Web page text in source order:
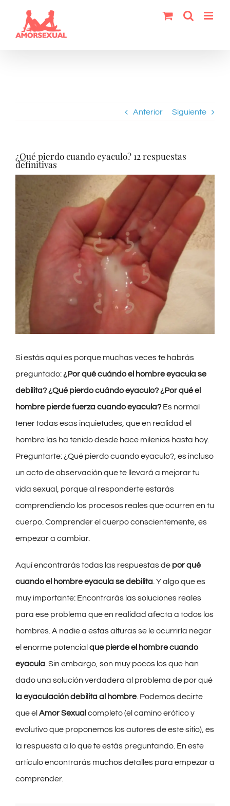
contenido
Anterior Siguiente
¿Qué pierdo cuando eyaculo? 12 respuestas
definitivas
Si estás aquí es porque muchas veces te habrás
preguntado:¿Por qué cuándo el hombre eyacula se
debilita?¿Qué pierdo cuándo eyaculo?¿Por qué el
hombre pierde fuerza cuando eyacula? Es normal
tener todas esas inquietudes, que en realidad el
hombre las ha tenido desde hace milenios hasta hoy.
Preguntarte: ¿Qué pierdo cuando eyaculo?, es incluso
un acto de observación que te llevará a mejorar tu
vida sexual, porque al responderte estarás
comprendiendo los procesos reales que ocurren en tu
cuerpo. Comprender el cuerpo conscientemente, es
empezar a cambiar.
Aquí encontrarás todas las respuestas de por qué
cuando el hombre eyacula se debilita . Y algo que es
muy importante: Encontrarás las soluciones reales
para ese problema que en realidad afecta a todos los
hombres. A nadie a estas alturas se le ocurriría negar
el enorme potencial que pierde el hombre cuando
eyacula . Sin embargo, son muy pocos los que han
dado una solución verdadera al problema de por qué
la eyaculación debilita al hombre. Podemos decirte
que el Amor Sexual completo (el camino erótico y
evolutivo que proponemos los autores de este sitio), es
la respuesta a lo que te estás preguntando. En este
artículo encontrarás muchos detalles para empezar a
comprender.